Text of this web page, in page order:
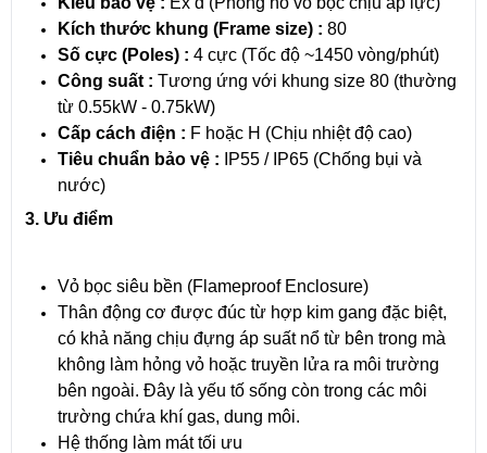
Kích thước khung (Frame size) : 80
Số cực (Poles) : 4 cực (Tốc độ ~1450 vòng/phút)
Công suất : Tương ứng với khung size 80 (thường
từ 0.55kW - 0.75kW)
Cấp cách điện : F hoặc H (Chịu nhiệt độ cao)
Tiêu chuẩn bảo vệ :
IP55 / IP65 (Chống bụi và
nước)
3. Ưu điểm
Vỏ bọc siêu bền (Flameproof Enclosure)
Thân động cơ được đúc từ hợp kim gang đặc biệt,
có khả năng chịu đựng áp suất nổ từ bên trong mà
không làm hỏng vỏ hoặc truyền lửa ra môi trường
bên ngoài. Đây là yếu tố sống còn trong các môi
trường chứa khí gas, dung môi.
Hệ thống làm mát tối ưu